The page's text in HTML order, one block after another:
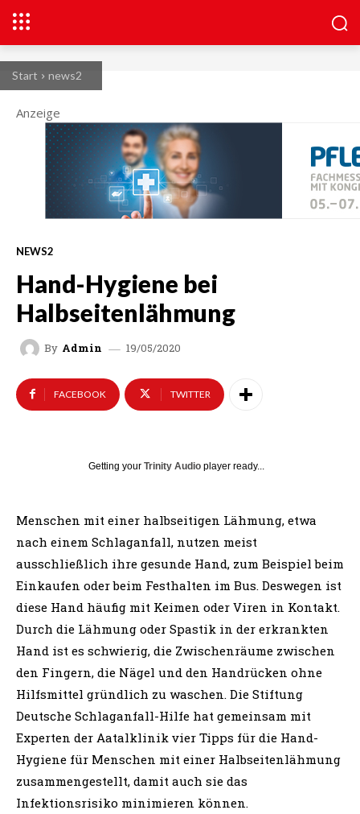
Start news2
Anzeige
NEWS2
Hand-Hygiene bei
Halbseitenlähmung
By Admin 19/05/2020
FACEBOOK TWITTER
Getting your Trinity Audio player ready...
Menschen mit einer halbseitigen Lähmung, etwa
nach einem Schlaganfall, nutzen meist
ausschließlich ihre gesunde Hand, zum Beispiel beim
Einkaufen oder beim Festhalten im Bus. Deswegen ist
diese Hand häufig mit Keimen oder Viren in Kontakt.
Durch die Lähmung oder Spastik in der erkrankten
Hand ist es schwierig, die Zwischenräume zwischen
den Fingern, die Nägel und den Handrücken ohne
Hilfsmittel gründlich zu waschen. Die Stiftung
Deutsche Schlaganfall-Hilfe hat gemeinsam mit
Experten der Aatalklinik vier Tipps für die Hand-
Hygiene für Menschen mit einer Halbseitenlähmung
zusammengestellt, damit auch sie das
Infektionsrisiko minimieren können.